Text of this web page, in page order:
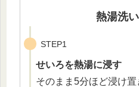
熱湯洗
STEP1
せいろを熱湯に浸す
そのまま5分ほど浸け